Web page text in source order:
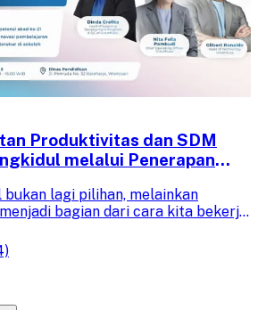
Produktivitas dan SDM
melalui Penerapan
lagi pilihan, melainkan
bagian dari cara kita bekerja,